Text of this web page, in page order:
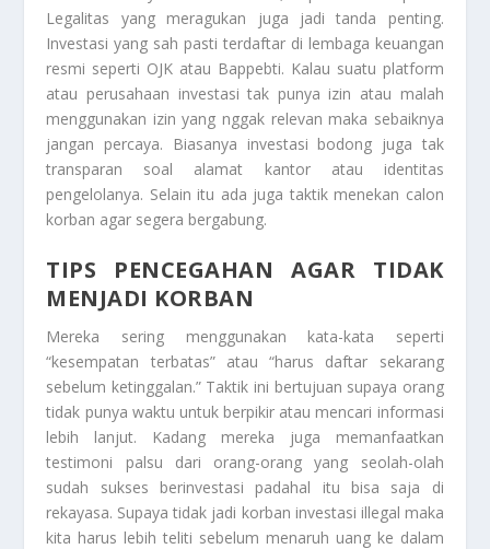
Legalitas yang meragukan juga jadi tanda penting.
Investasi yang sah pasti terdaftar di lembaga keuangan
resmi seperti OJK atau Bappebti. Kalau suatu platform
atau perusahaan investasi tak punya izin atau malah
menggunakan izin yang nggak relevan maka sebaiknya
jangan percaya. Biasanya investasi bodong juga tak
transparan soal alamat kantor atau identitas
pengelolanya. Selain itu ada juga taktik menekan calon
korban agar segera bergabung.
TIPS PENCEGAHAN AGAR TIDAK
MENJADI KORBAN
Mereka sering menggunakan kata-kata seperti
“kesempatan terbatas” atau “harus daftar sekarang
sebelum ketinggalan.” Taktik ini bertujuan supaya orang
tidak punya waktu untuk berpikir atau mencari informasi
lebih lanjut. Kadang mereka juga memanfaatkan
testimoni palsu dari orang-orang yang seolah-olah
sudah sukses berinvestasi padahal itu bisa saja di
rekayasa. Supaya tidak jadi korban investasi illegal maka
kita harus lebih teliti sebelum menaruh uang ke dalam